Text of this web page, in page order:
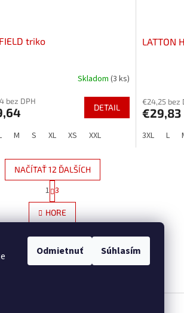
Odmietnuť Súhlasím
triko
Skladom (3 ks)
bez DPH
DETAIL
M S XL XS XXL
LATTON
€24,25 bez
€29,83
3XL L
O
v
l
d
a
c
NAČÍTAŤ 12 ĎALŠÍCH
S
t
r
á
n
k
v
a
1 3
HORE